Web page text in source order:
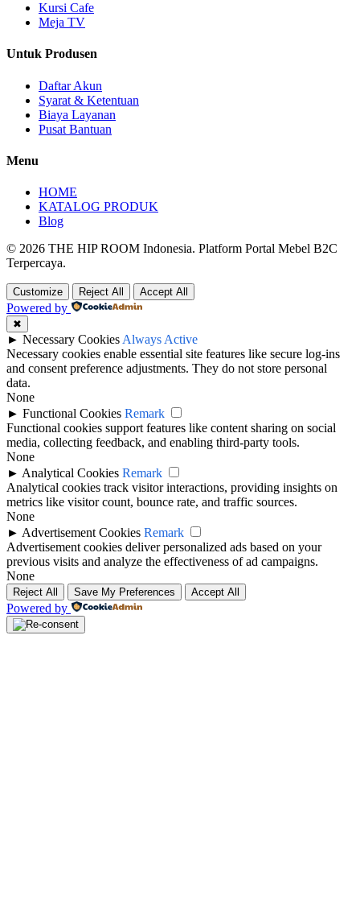
Kursi Cafe
Meja TV
Untuk Produsen
Daftar Akun
Syarat & Ketentuan
Biaya Layanan
Pusat Bantuan
Menu
HOME
KATALOG PRODUK
Blog
© 2026 THE HIP ROOM Indonesia. Platform Portal Mebel B2C
Terpercaya.
Customize Reject All Accept All
Powered by
✖
► Necessary Cookies Always Active
Necessary cookies enable essential site features like secure log-ins
and consent preference adjustments. They do not store personal
data.
None
► Functional Cookies Remark
Functional cookies support features like content sharing on social
media, collecting feedback, and enabling third-party tools.
None
► Analytical Cookies Remark
Analytical cookies track visitor interactions, providing insights on
metrics like visitor count, bounce rate, and traffic sources.
None
► Advertisement Cookies Remark
Advertisement cookies deliver personalized ads based on your
previous visits and analyze the effectiveness of ad campaigns.
None
Reject All Save My Preferences Accept All
Powered by